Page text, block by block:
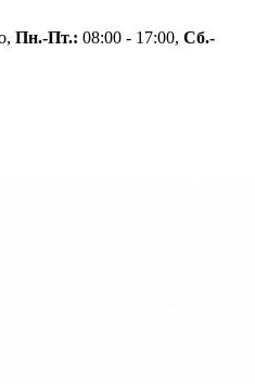
Пн.-Пт.: 08:00 - 17:00, Сб.-